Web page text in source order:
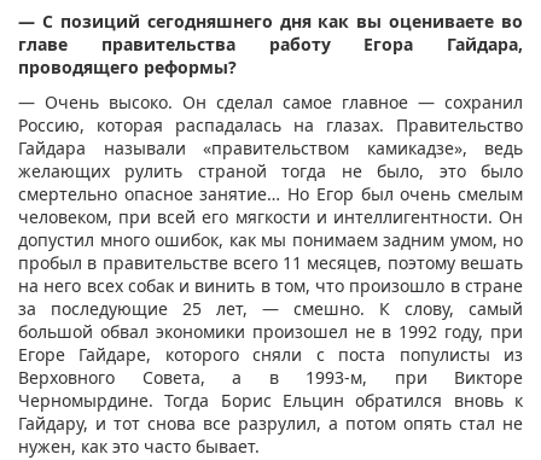
— С позиций сегодняшнего дня как вы оцениваете во
главе правительства работу Егора Гайдара,
проводящего реформы?
— Очень высоко. Он сделал самое главное — сохранил
Россию, которая распадалась на глазах. Правительство
Гайдара называли «правительством камикадзе», ведь
желающих рулить страной тогда не было, это было
смертельно опасное занятие… Но Егор был очень смелым
человеком, при всей его мягкости и интеллигентности. Он
допустил много ошибок, как мы понимаем задним умом, но
пробыл в правительстве всего 11 месяцев, поэтому вешать
на него всех собак и винить в том, что произошло в стране
за последующие 25 лет, — смешно. К слову, самый
большой обвал экономики произошел не в 1992 году, при
Егоре Гайдаре, которого сняли с поста популисты из
Верховного Совета, а в 1993-м, при Викторе
Черномырдине. Тогда Борис Ельцин обратился вновь к
Гайдару, и тот снова все разрулил, а потом опять стал не
нужен, как это часто бывает.